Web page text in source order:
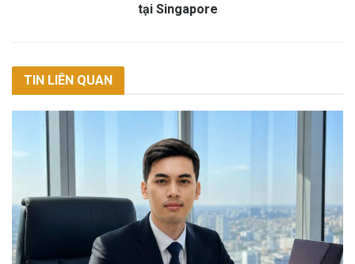
tại Singapore
TIN LIÊN QUAN